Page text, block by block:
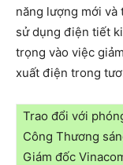
năng lượng mới
sử dụng điện tiết
trọng vào việc
xuất điện trong
Trao đổi với
Công Thương
Giám đốc